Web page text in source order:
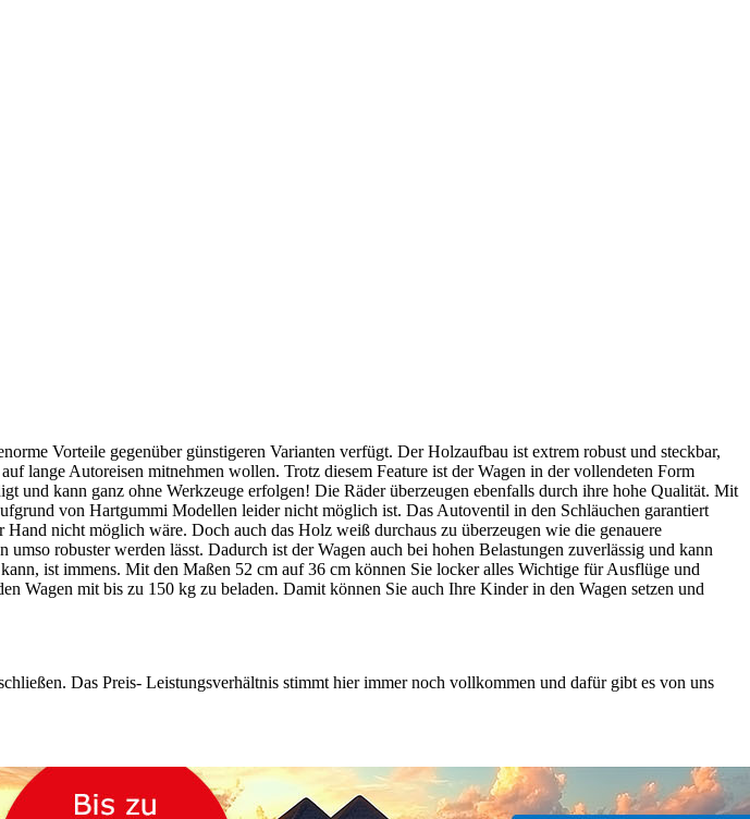
Vorteile gegenüber günstigeren Varianten verfügt. Der Holzaufbau ist extrem robust und steckbar,
lange Autoreisen mitnehmen wollen. Trotz diesem Feature ist der Wagen in der vollendeten Form
und kann ganz ohne Werkzeuge erfolgen! Die Räder überzeugen ebenfalls durch ihre hohe Qualität. Mit
von Hartgummi Modellen leider nicht möglich ist. Das Autoventil in den Schläuchen garantiert
nicht möglich wäre. Doch auch das Holz weiß durchaus zu überzeugen wie die genauere
robuster werden lässt. Dadurch ist der Wagen auch bei hohen Belastungen zuverlässig und kann
ist immens. Mit den Maßen 52 cm auf 36 cm können Sie locker alles Wichtige für Ausflüge und
Wagen mit bis zu 150 kg zu beladen. Damit können Sie auch Ihre Kinder in den Wagen setzen und
Das Preis- Leistungsverhältnis stimmt hier immer noch vollkommen und dafür gibt es von uns